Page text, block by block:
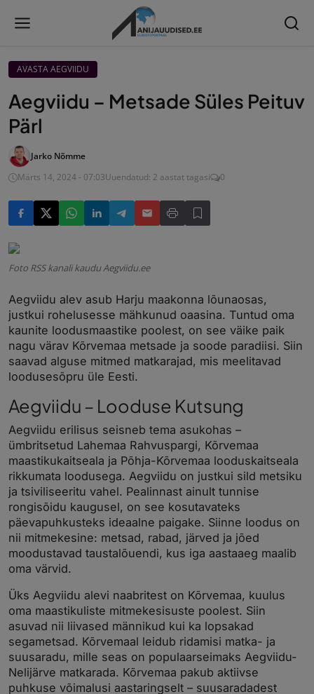
AVASTA AEGVIIDU
Aegviidu – Metsade Süles Peituv
Pärl
Jarko Nõmme
Märts 14, 2024 - 07:03Uuendatud: 2 aastat tagasi 0
Foto RSS kanali kaudu Aegviidu.ee
Aegviidu alev asub Harju maakonna lõunaosas,
justkui rohelusesse mähkunud oaasina. Tuntud oma
kaunite loodusmaastike poolest, on see väike paik
nagu värav Kõrvemaa metsade ja soode paradiisi. Siin
saavad alguse mitmed matkarajad, mis meelitavad
loodusesõpru üle Eesti.
Aegviidu – Looduse Kutsung
Aegviidu erilisus seisneb tema asukohas –
ümbritsetud Lahemaa Rahvuspargi, Kõrvemaa
maastikukaitseala ja Põhja-Kõrvemaa looduskaitseala
rikkumata loodusega. Aegviidu on justkui sild metsiku
ja tsiviliseeritu vahel. Pealinnast ainult tunnise
rongisõidu kaugusel, on see kosutavateks
päevapuhkusteks ideaalne paigake. Siinne loodus on
nii mitmekesine: metsad, rabad, järved ja jõed
moodustavad taustalõuendi, kus iga aastaaeg maalib
oma värvid.
Üks Aegviidu alevi naabritest on Kõrvemaa, kuulus
oma maastikuliste mitmekesisuste poolest. Siin
asuvad nii liivased männikud kui ka lopsakad
segametsad. Kõrvemaal leidub ridamisi matka- ja
suusaradu, mille seas on populaarseimaks Aegviidu-
Nelijärve matkarada. Kõrvemaa pakub aktiivse
puhkuse võimalusi aastaringselt – suusaradadest